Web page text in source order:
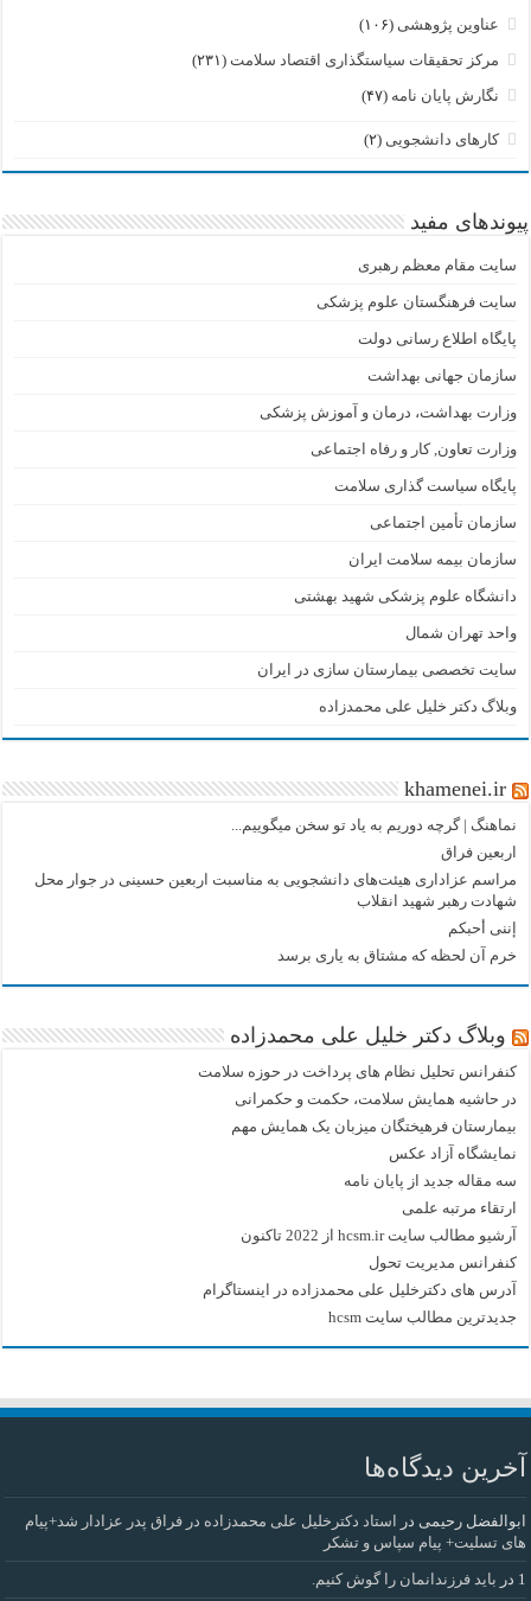
عناوین پژوهشی (۱۰۶)
مرکز تحقیقات سیاستگذاری اقتصاد سلامت (۲۳۱)
نگارش پایان نامه (۴۷)
کارهای دانشجویی (۲)
پیوندهای مفید
سایت مقام معظم رهبری
سایت فرهنگستان علوم پزشکی
پایگاه اطلاع رسانی دولت
سازمان جهانی بهداشت
وزارت بهداشت، درمان و آموزش پزشکی
وزارت تعاون, کار و رفاه اجتماعی
پایگاه سیاست گذاری سلامت
سازمان تأمین اجتماعی
سازمان بیمه سلامت ایران
دانشگاه علوم پزشکی شهید بهشتی
واحد تهران شمال
سایت تخصصی بیمارستان سازی در ایران
وبلاگ دکتر خلیل علی محمدزاده
khamenei.ir
نماهنگ |‌ گرچه دوریم به یاد تو سخن میگوییم...
اربعین فراق
مراسم عزاداری هیئت‌های دانشجویی به مناسبت اربعین حسینی در جوار محل
شهادت رهبر شهید انقلاب
إننی أحبکم
خرم آن لحظه که مشتاق به یاری برسد
وبلاگ دکتر خلیل علی محمدزاده
کنفرانس تحلیل نظام های پرداخت در حوزه سلامت
در حاشیه همایش سلامت، حکمت و حکمرانی
بیمارستان فرهیختگان میزبان یک همایش مهم
نمایشگاه آزاد عکس
سه مقاله جدید از پایان نامه
ارتقاء مرتبه علمی
آرشیو مطالب سایت hcsm.ir از 2022 تاکنون
کنفرانس مدیریت تحول
آدرس های دکترخلیل علی محمدزاده در اینستاگرام
جدیدترین مطالب سایت hcsm
آخرین دیدگاه‌ها
ابوالفضل رحیمی در
استاد دکترخلیل علی محمدزاده در فراق پدر عزادار شد+پیام
های تسلیت+ پیام سپاس و تشکر
1 در باید فرزندانمان را گوش کنیم.